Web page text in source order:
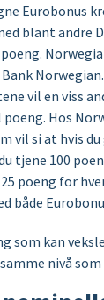
Eurobonus
blant andre
vil en viss
Hos
vil si at hvis
tjene 100
poeng for
både
som kan
nivå